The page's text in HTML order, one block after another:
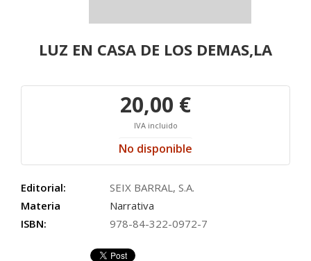
LUZ EN CASA DE LOS DEMAS,LA
20,00 €
IVA incluido
No disponible
Editorial:
SEIX BARRAL, S.A.
Materia
Narrativa
ISBN:
978-84-322-0972-7